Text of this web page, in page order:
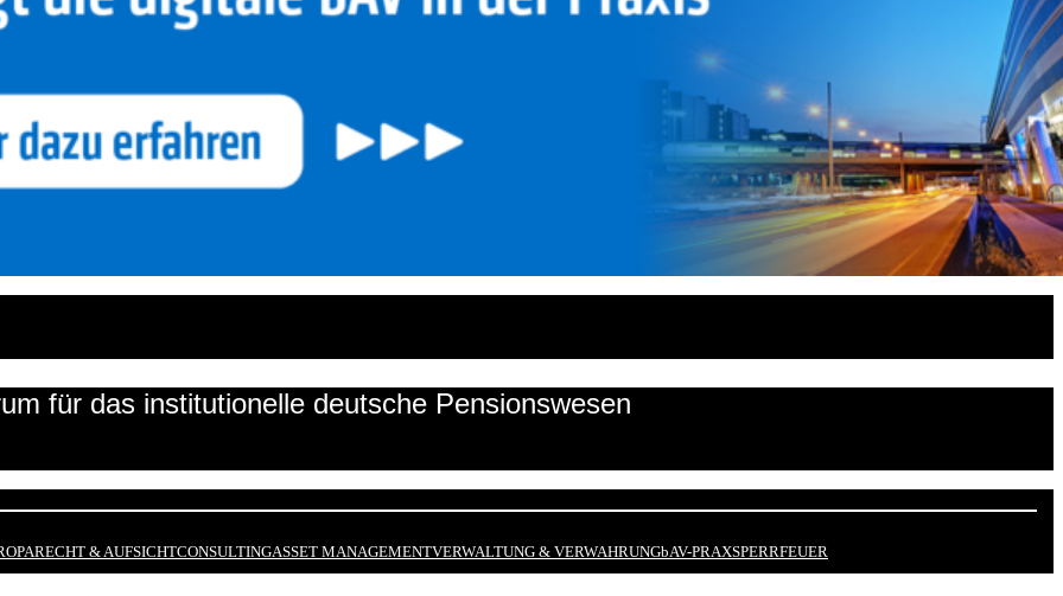
für das institutionelle deutsche Pensionswesen
RECHT & AUFSICHTCONSULTINGASSET MANAGEMENTVERWALTUNG & VERWAHRUNGbAV-PRAXSPERRFEUER